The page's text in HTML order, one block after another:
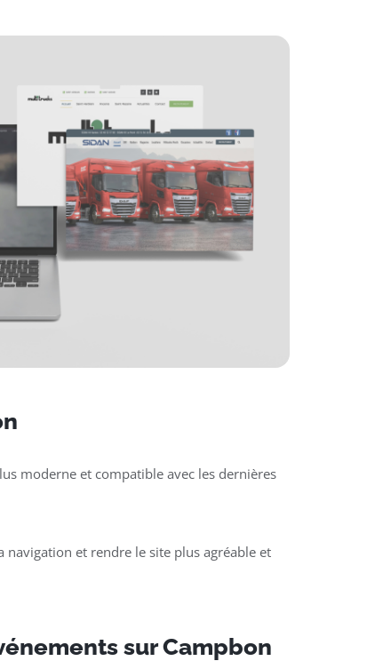
moderne et compatible avec les dernières
navigation et rendre le site plus agréable et
sur Campbon